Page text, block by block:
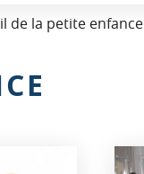
de la petite enfance